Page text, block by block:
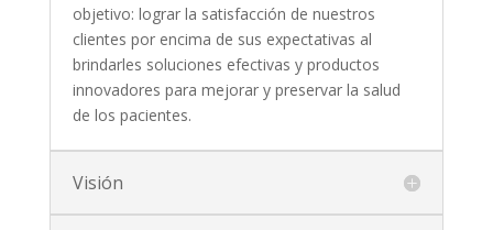
objetivo: lograr la satisfacción de nuestros
clientes por encima de sus expectativas al
brindarles soluciones efectivas y productos
innovadores para mejorar y preservar la salud
de los pacientes.
Visión